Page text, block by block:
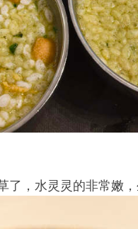
了，水灵灵的非常嫩